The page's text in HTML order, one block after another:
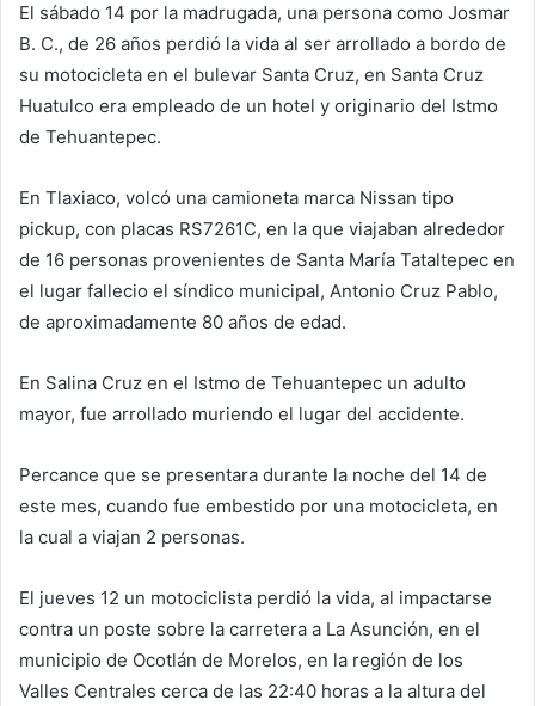
El sábado 14 por la madrugada, una persona como Josmar
B. C., de 26 años perdió la vida al ser arrollado a bordo de
su motocicleta en el bulevar Santa Cruz, en Santa Cruz
Huatulco era empleado de un hotel y originario del Istmo
de Tehuantepec.
En Tlaxiaco, volcó una camioneta marca Nissan tipo
pickup, con placas RS7261C, en la que viajaban alrededor
de 16 personas provenientes de Santa María Tataltepec en
el lugar fallecio el síndico municipal, Antonio Cruz Pablo,
de aproximadamente 80 años de edad.
En Salina Cruz en el Istmo de Tehuantepec un adulto
mayor, fue arrollado muriendo el lugar del accidente.
Percance que se presentara durante la noche del 14 de
este mes, cuando fue embestido por una motocicleta, en
la cual a viajan 2 personas.
El jueves 12 un motociclista perdió la vida, al impactarse
contra un poste sobre la carretera a La Asunción, en el
municipio de Ocotlán de Morelos, en la región de los
Valles Centrales cerca de las 22:40 horas a la altura del